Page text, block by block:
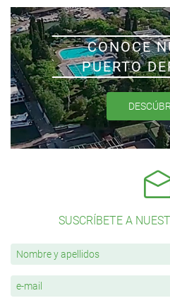
CONOCE
PUERTO
SUSCRÍBETE A